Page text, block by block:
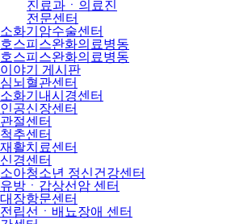
진료과ㆍ의료진
전문센터
소화기암수술센터
호스피스완화의료병동
호스피스완화의료병동
이야기 게시판
심뇌혈관센터
소화기내시경센터
인공신장센터
관절센터
척추센터
재활치료센터
신경센터
소아청소년 정신건강센터
유방ㆍ갑상선암 센터
대장항문센터
전립선ㆍ배뇨장애 센터